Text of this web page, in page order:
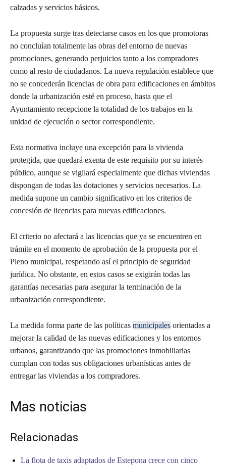
calzadas y servicios básicos.
La propuesta surge tras detectarse casos en los que promotoras
no concluían totalmente las obras del entorno de nuevas
promociones, generando perjuicios tanto a los compradores
como al resto de ciudadanos. La nueva regulación establece que
no se concederán licencias de obra para edificaciones en ámbitos
donde la urbanización esté en proceso, hasta que el
Ayuntamiento recepcione la totalidad de los trabajos en la
unidad de ejecución o sector correspondiente.
Esta normativa incluye una excepción para la vivienda
protegida, que quedará exenta de este requisito por su interés
público, aunque se vigilará especialmente que dichas viviendas
dispongan de todas las dotaciones y servicios necesarios. La
medida supone un cambio significativo en los criterios de
concesión de licencias para nuevas edificaciones.
El criterio no afectará a las licencias que ya se encuentren en
trámite en el momento de aprobación de la propuesta por el
Pleno municipal, respetando así el principio de seguridad
jurídica. No obstante, en estos casos se exigirán todas las
garantías necesarias para asegurar la terminación de la
urbanización correspondiente.
La medida forma parte de las políticas municipales orientadas a
mejorar la calidad de las nuevas edificaciones y los entornos
urbanos, garantizando que las promociones inmobiliarias
cumplan con todas sus obligaciones urbanísticas antes de
entregar las viviendas a los compradores.
Mas noticias
Relacionadas
La flota de taxis adaptados de Estepona crece con cinco